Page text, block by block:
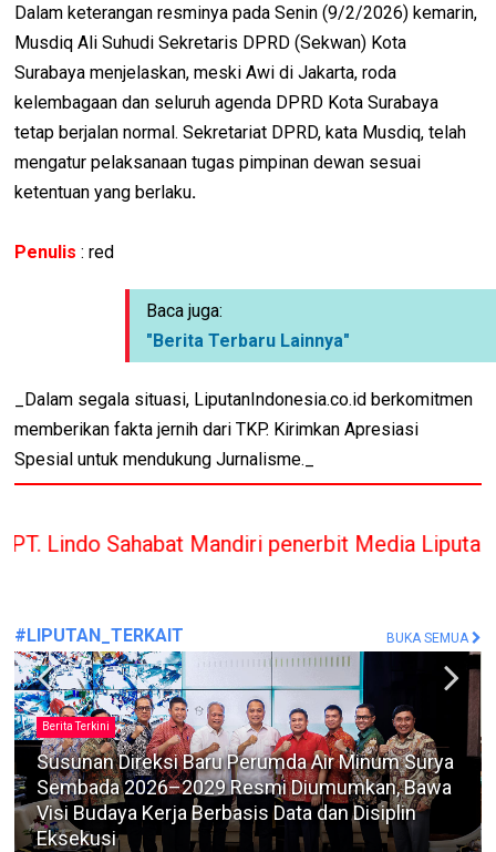
Dalam keterangan resminya pada Senin (9/2/2026) kemarin,
Musdiq Ali Suhudi Sekretaris DPRD (Sekwan) Kota
Surabaya menjelaskan, meski Awi di Jakarta, roda
kelembagaan dan seluruh agenda DPRD Kota Surabaya
tetap berjalan normal. Sekretariat DPRD, kata Musdiq, telah
mengatur pelaksanaan tugas pimpinan dewan sesuai
ketentuan yang berlaku.
Penulis : red
Baca juga:
"Berita Terbaru Lainnya"
_Dalam segala situasi, LiputanIndonesia.co.id berkomitmen
memberikan fakta jernih dari TKP. Kirimkan Apresiasi
Spesial untuk mendukung Jurnalisme._
Mandiri penerbit Media Liputan Indonesia
#LIPUTAN_TERKAIT BUKA SEMUA
Berita Terkini
Timbun dan Perdagangkan Solar Subsidi dengan
Tangki Modifikasi, Bagus Diadili